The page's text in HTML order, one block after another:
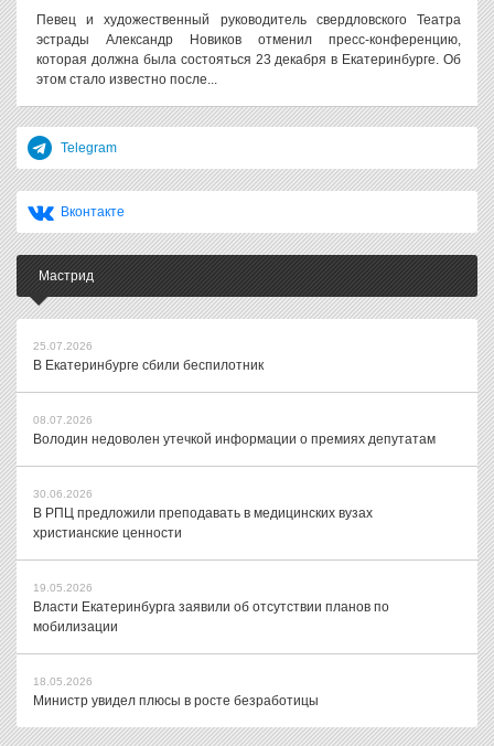
Певец и художественный руководитель свердловского Театра
эстрады Александр Новиков отменил пресс-конференцию,
которая должна была состояться 23 декабря в Екатеринбурге. Об
этом стало известно после...
Telegram
Вконтакте
Мастрид
25.07.2026
В Екатеринбурге сбили беспилотник
08.07.2026
Володин недоволен утечкой информации о премиях депутатам
30.06.2026
В РПЦ предложили преподавать в медицинских вузах
христианские ценности
19.05.2026
Власти Екатеринбурга заявили об отсутствии планов по
мобилизации
18.05.2026
Министр увидел плюсы в росте безработицы